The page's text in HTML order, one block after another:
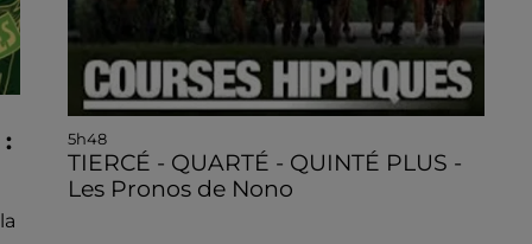
:
5h48
TIERCÉ - QUARTÉ - QUINTÉ PLUS -
Les Pronos de Nono